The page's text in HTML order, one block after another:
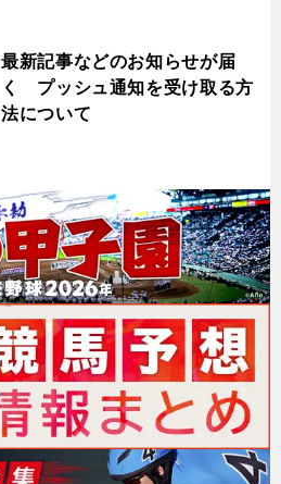
最新記事などのお知らせが届
く プッシュ通知を受け取る方
法について